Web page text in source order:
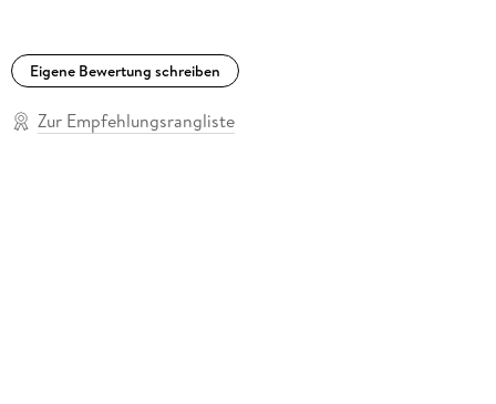
Eigene Bewertung schreiben
Zur Empfehlungsrangliste